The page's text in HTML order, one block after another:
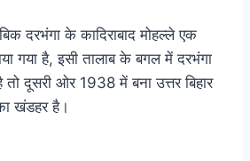
दरभंगा के कादिराबाद मोहल्ले एक
गया है, इसी तालाब के बगल में दरभंगा
तो दूसरी ओर 1938 में बना उत्तर बिहार
खंडहर है।